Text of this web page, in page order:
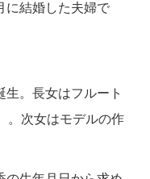
に結婚した夫婦で
生。長女はフルート
。次女はモデルの作